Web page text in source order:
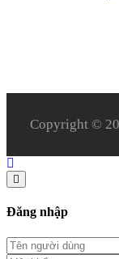
Copyright ©
Đăng nhập